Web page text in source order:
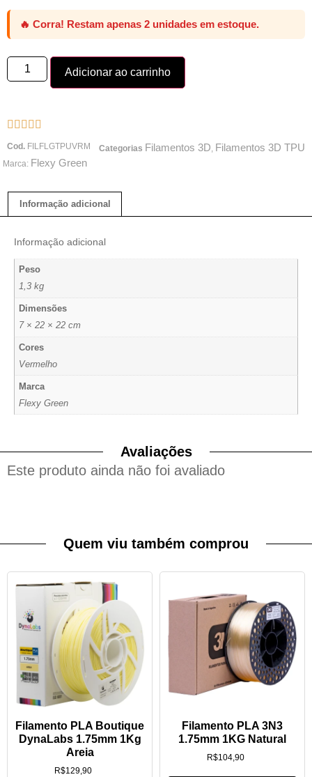
    
Cod. FILFLGTPUVRM Categorias Filamentos 3D, Filamentos 3D TPU
Marca: Flexy Green
🔥 Corra! Restam apenas 2 unidades em estoque.
Adicionar ao carrinho
Informação adicional
Informação adicional
Peso
1,3 kg
Dimensões
7 × 22 × 22 cm
Cores
Vermelho
Marca
Flexy Green
Avaliações
Este produto ainda não foi avaliado
Quem viu também comprou
Filamento PLA Boutique
DynaLabs 1.75mm 1Kg
Areia
R$129,90
Filamento PLA 3N3
1.75mm 1KG Natural
R$104,90